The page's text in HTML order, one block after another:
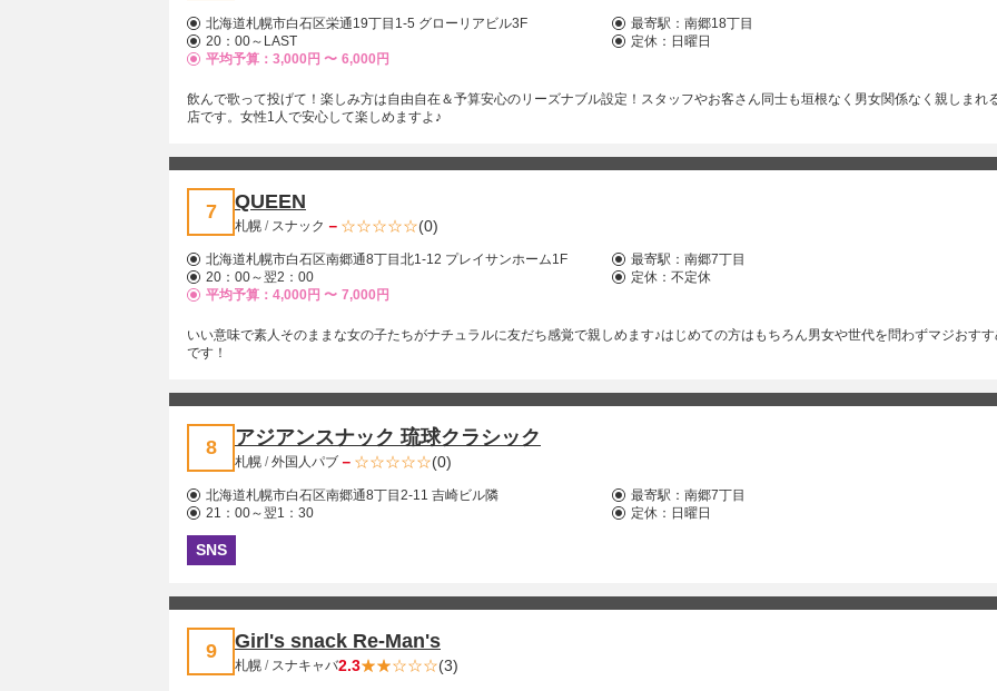
北海道札幌市白石区栄通19丁目1-5 グローリアビル3F 最寄駅： 南郷18丁目
20：00～LAST
定休：日曜日
平均予算：3,000円 〜 6,000円
飲んで歌って投げて！楽しみ方は自由自在＆予算安心のリーズナブル設定！スタッフやお客さん同士も垣根なく男女関係なく親しまれ
店です。女性1人で安心して楽しめますよ♪
7 QUEEN
札幌 / スナック － (0)
北海道札幌市白石区南郷通8丁目北1-12 プレイサンホーム1F 最寄駅： 南郷7丁目
20：00～翌2：00
定休：不定休
平均予算：4,000円 〜 7,000円
いい意味で素人そのままな女の子たちがナチュラルに友だち感覚で親しめます♪はじめての方はもちろん男女や世代を問わずマジおす
です！
8 アジアンスナック 琉球クラシック
札幌 /外国人パブ － (0)
北海道札幌市白石区南郷通8丁目2-11 吉崎ビル隣 最寄駅： 南郷7丁目
21：00～翌1：30
定休：日曜日
SNS
9 Girl's snack Re-Man's
札幌 / スナキャバ2.3 (3)